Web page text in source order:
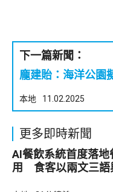
下一篇新聞：
龐建貽：海洋公園
本地 11.02.2025
更多即時新聞
AI餐飲系統首度落地
用 食客以兩文三語